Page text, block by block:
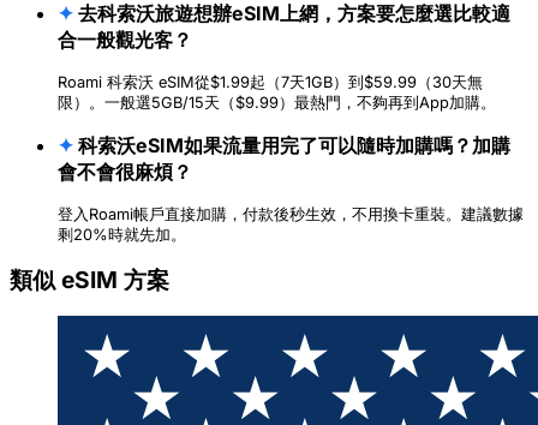
✦ 去科索沃旅遊想辦eSIM上網，方案要怎麼選比較適
合一般觀光客？
Roami 科索沃 eSIM從$1.99起（7天1GB）到$59.99（30天無
限）。一般選5GB/15天（$9.99）最熱門，不夠再到App加購。
✦ 科索沃eSIM如果流量用完了可以隨時加購嗎？加購
會不會很麻煩？
登入Roami帳戶直接加購，付款後秒生效，不用換卡重裝。建議數據
剩20%時就先加。
類似 eSIM 方案